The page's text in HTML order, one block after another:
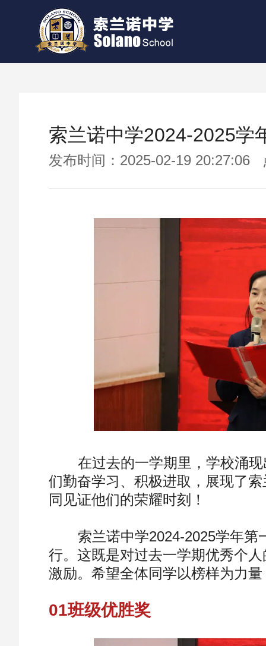
索兰诺中学2024-2025学
发布时间：2025-02-19 20:27:06
在过去的一学期里，学校涌现
们勤奋学习、积极进取，展现了
同见证他们的荣耀时刻！
索兰诺中学2024-2025学年第
行。这既是对过去一学期优秀个
激励。希望全体同学以榜样为力
01班级优胜奖